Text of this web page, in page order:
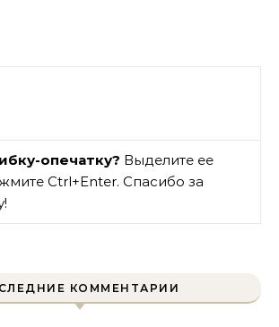
опечатку? Выделите ее
Ctrl+Enter. Спасибо за
КОММЕНТАРИИ